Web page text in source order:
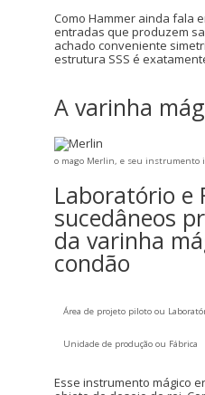
Como Hammer ainda fala
entradas que produzem
achado conveniente
estrutura SSS é
A varinha
o mago Merlin, e seu instrumento
Laboratório e
sucedâneos
da varinha
condão
Área de projeto piloto ou
Unidade de produção ou Fábrica
Esse instrumento mágico